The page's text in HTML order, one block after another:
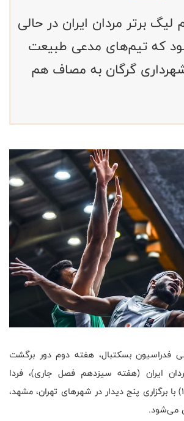
برتر مردان ایران در حالی
که تیم‌های مدعی طبیعت
گرگان به مصاف هم
فدراسیون بسکتبال،‌ هفته دوم دور برگشت
ایران (هفته سیزدهم فصل جاری)، فردا
(پنج‌شنبه - ۶ دی ۱۴۰۳) با برگزاری پنج دیدار در شهرهای تهران، مشهد،
می‌شود.